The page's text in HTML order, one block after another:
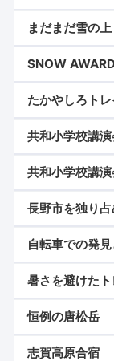
まだまだ雪の上
SNOW
たかやしろト
共和小学校講
共和小学校講
長野市を独り占
自転車での発
暑さを避けた
恒例の唐松岳
志賀高原合宿